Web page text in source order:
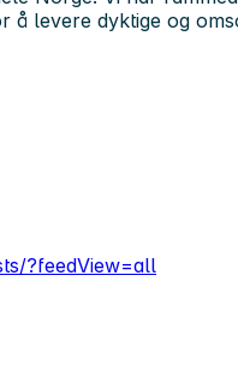
å levere dyktige og
?feedView=all